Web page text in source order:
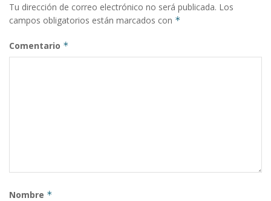
Tu dirección de correo electrónico no será publicada. Los
campos obligatorios están marcados con *
Comentario *
Nombre *